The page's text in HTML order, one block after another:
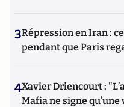
3Répression en Iran :
pendant que Paris
4Xavier Driencourt :
Mafia ne signe